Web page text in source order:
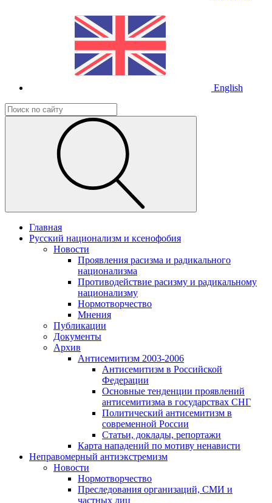
English
Главная
Русский национализм и ксенофобия
Новости
Проявления расизма и радикального
национализма
Противодействие расизму и радикальному
национализму
Нормотворчество
Мнения
Публикации
Документы
Архив
Антисемитизм 2003-2006
Антисемитизм в Российской
Федерации
Основные тенденции проявлений
антисемитизма в государствах СНГ
Политический антисемитизм в
современной России
Статьи, доклады, репортажи
Карта нападений по мотиву ненависти
Неправомерный антиэкстремизм
Новости
Нормотворчество
Преследования организаций, СМИ и
частных лиц